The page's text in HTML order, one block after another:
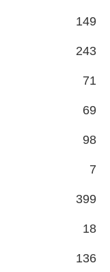
149
243
71
69
98
7
399
18
136